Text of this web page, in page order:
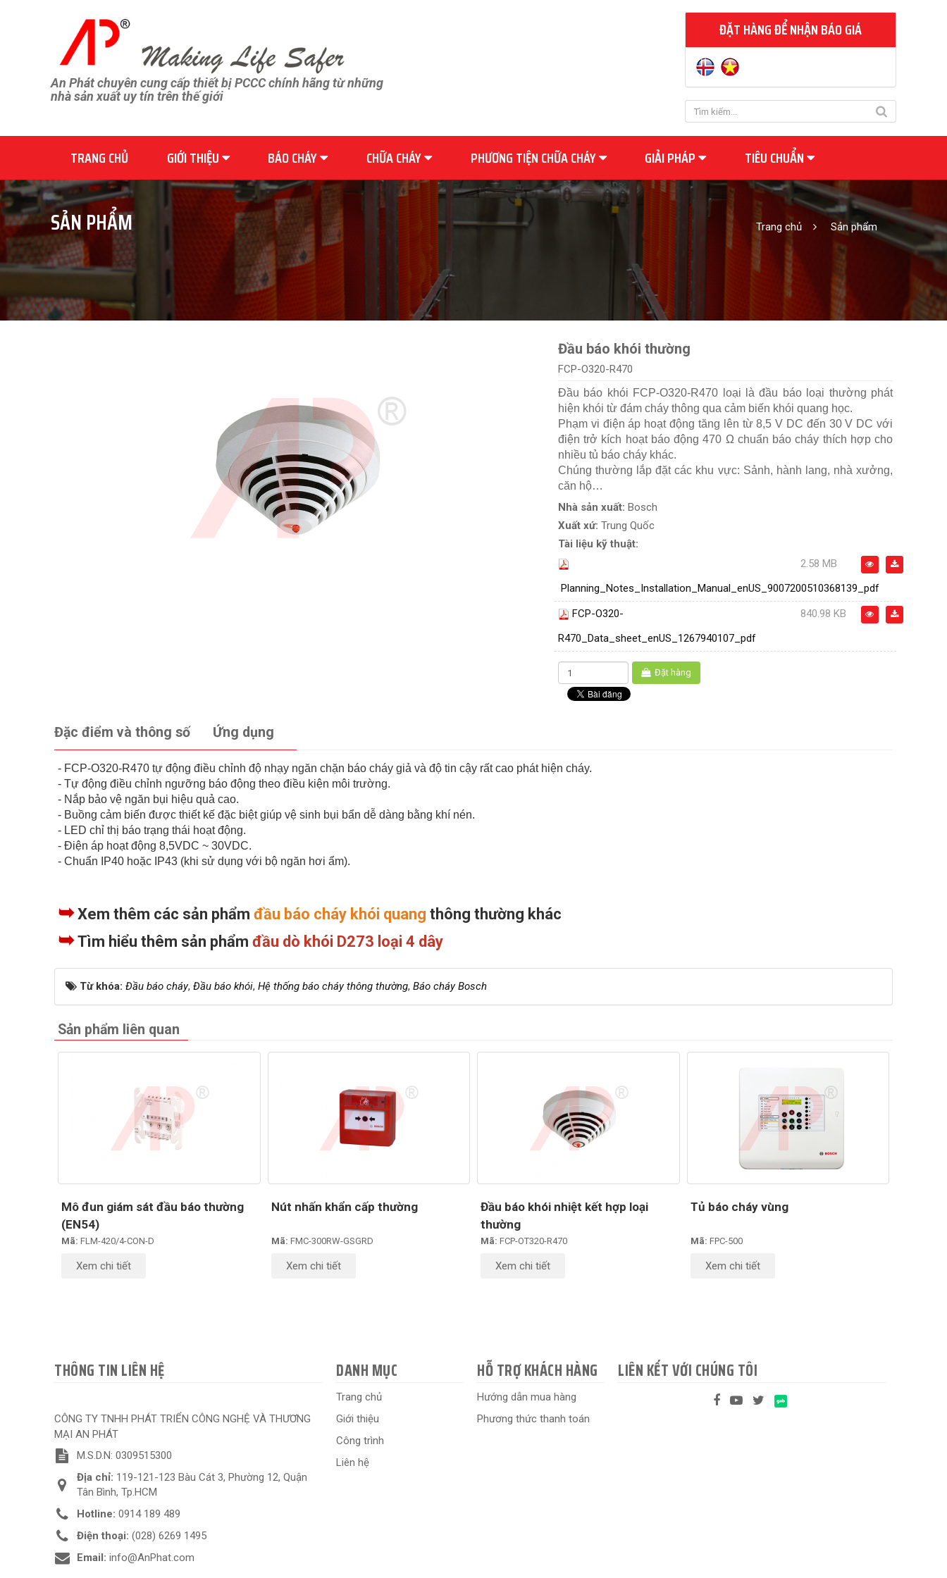
An Phát chuyên cung cấp thiết bị PCCC chính hãng từ những
nhà sản xuất uy tín trên thế giới
ĐẶT HÀNG ĐỂ NHẬN BÁO GIÁ
TRANG CHỦ GIỚI THIỆU BÁO CHÁY CHỮA CHÁY PHƯƠNG TIỆN CHỮA CHÁY GIẢI PHÁP TIÊU CHUẨN
SẢN PHẨM Trang chủ Sản phẩm
Đầu báo khói thường
FCP-O320-R470
Đầu báo khói FCP-O320-R470 loại là đầu báo loại thường phát
hiện khói từ đám cháy thông qua cảm biến khói quang học.
Phạm vi điện áp hoạt động tăng lên từ 8,5 V DC đến 30 V DC với
điện trở kích hoạt báo động 470 Ω chuẩn báo cháy thích hợp cho
nhiều tủ báo cháy khác.
Chúng thường lắp đặt các khu vực: Sảnh, hành lang, nhà xưởng,
căn hộ…
Nhà sản xuất: Bosch
Xuất xứ: Trung Quốc
Tài liệu kỹ thuật:
Planning_Notes_Installation_Manual_enUS_9007200510368139_pdf
2.58 MB
FCP-O320-
R470_Data_sheet_enUS_1267940107_pdf
840.98 KB
Đặt hàng
Đặc điểm và thông số Ứng dụng
- FCP-O320-R470 tự động điều chỉnh độ nhạy ngăn chặn báo cháy giả và độ tin cậy rất cao phát hiện cháy.
- Tự động điều chỉnh ngưỡng báo động theo điều kiện môi trường.
- Nắp bảo vệ ngăn bụi hiệu quả cao.
- Buồng cảm biến được thiết kế đặc biệt giúp vệ sinh bụi bẩn dễ dàng bằng khí nén.
- LED chỉ thị báo trạng thái hoạt động.
- Điện áp hoạt động 8,5VDC ~ 30VDC.
- Chuẩn IP40 hoặc IP43 (khi sử dụng với bộ ngăn hơi ẩm).
➥Xem thêm các sản phẩm đầu báo cháy khói quang thông thường khác
➥Tìm hiểu thêm sản phẩm đầu dò khói D273 loại 4 dây
Từ khóa: Đầu báo cháy, Đầu báo khói, Hệ thống báo cháy thông thường, Báo cháy Bosch
Sản phẩm liên quan
Mô đun giám sát đầu báo thường
(EN54)
Mã: FLM-420/4-CON-D
Xem chi tiết
Nút nhấn khẩn cấp thường
Mã: FMC-300RW-GSGRD
Xem chi tiết
Đầu báo khói nhiệt kết hợp loại
thường
Mã: FCP-OT320-R470
Xem chi tiết
Tủ báo cháy vùng
Mã: FPC-500
Xem chi tiết
THÔNG TIN LIÊN HỆ
CÔNG TY TNHH PHÁT TRIỂN CÔNG NGHỆ VÀ THƯƠNG
MẠI AN PHÁT
M.S.D.N: 0309515300
Địa chỉ: 119-121-123 Bàu Cát 3, Phường 12, Quận
Tân Bình, Tp.HCM
Hotline: 0914 189 489
Điện thoại: (028) 6269 1495
Email: info@AnPhat.com
DANH MỤC
Trang chủ
Giới thiệu
Công trình
Liên hệ
HỖ TRỢ KHÁCH HÀNG
Hướng dẫn mua hàng
Phương thức thanh toán
LIÊN KẾT VỚI CHÚNG TÔI